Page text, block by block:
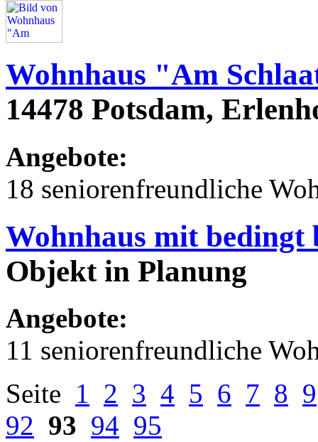
Wohnhaus "Am
14478 Potsdam,
Angebote:
18 seniorenfreundliche
Wohnhaus mit bedingt
Objekt in Planung
Angebote:
11 seniorenfreundliche
Seite 1 2 3 4 5 6 7 8 9
92 93 94 95